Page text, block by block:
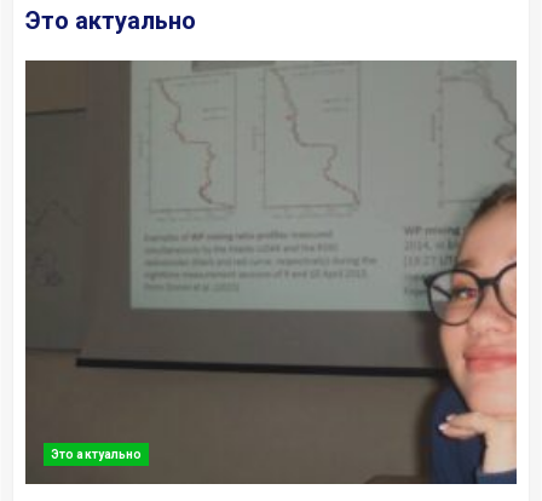
Это актуально
Это актуально